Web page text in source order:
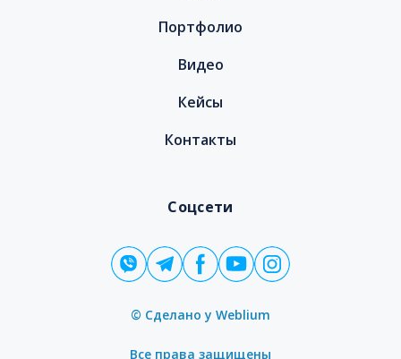
Портфолио
Видео
Кейсы
Контакты
Соцсети
© Сделано у Weblium
Все права защищены